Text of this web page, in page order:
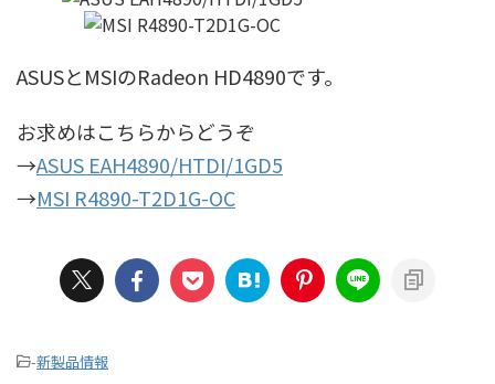
ASUSとMSIのRadeon HD4890です。
お求めはこちらからどうぞ
→ASUS EAH4890/HTDI/1GD5
→MSI R4890-T2D1G-OC
-新製品情報